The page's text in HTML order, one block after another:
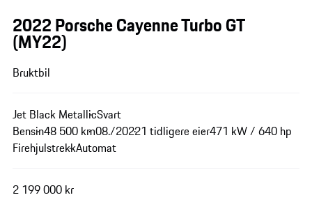
2022 Porsche Cayenne Turbo GT
(MY22)
Bruktbil
Jet Black MetallicSvart
Bensin48 500 km08./20221 tidligere eier471 kW / 640 hp
FirehjulstrekkAutomat
2 199 000 kr